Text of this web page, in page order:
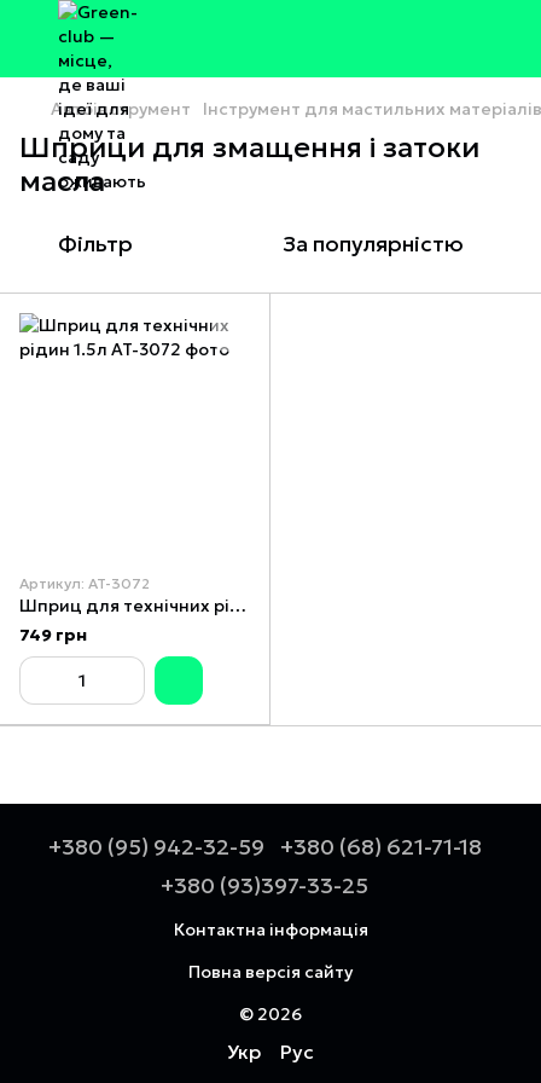
Автоінструмент Інструмент для мастильних матеріалів
Шприци для змащення і затоки
масла
Фільтр За популярністю
Артикул: AT-3072
Шприц для технічних рідин 1.5л
749 грн
+380 (95) 942-32-59
+380 (68) 621-71-18
+380 (93)397-33-25
Контактна інформація
Повна версія сайту
© 2026
Укр Рус